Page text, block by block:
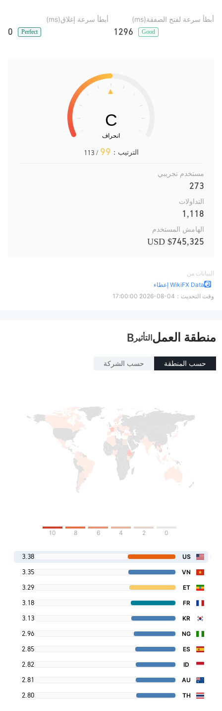
أبطأ سرعة لفتح الصفقة(ms)
1296 Good
أبطأ سرعة إغلاق(ms)
0 Perfect
الترتيب： 99
/ 113
مستخدم تجريبي
273
التداولات
1,118
الهامش المستخدم
$745,325 USD
البيانات من
WikiFX Data إعطاء
وقت التحديث： 2026-08-04 17:00:00
منطقة العملالتأثير B
حسب المنطقة حسب الشركة
0
2
4
6
8
10
US
3.38
VN
3.35
ET
3.29
FR
3.18
KR
3.13
NG
2.96
ES
2.85
ID
2.82
AU
2.81
TH
2.80